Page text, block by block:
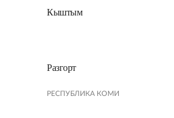
Кыштым
Разгорт
РЕСПУБЛИКА КОМИ